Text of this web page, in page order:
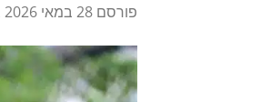
פורסם 28 במאי 2026